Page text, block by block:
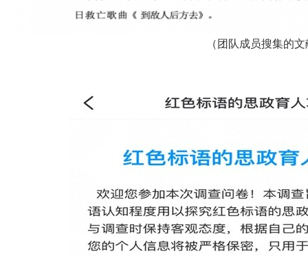
（ 团队成员搜集的